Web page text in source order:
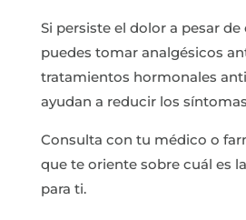
Si persiste el dolor a pesar de
puedes tomar analgésicos
tratamientos hormonales
ayudan a reducir los
Consulta con tu médico o
que te oriente sobre cuál es
para ti.